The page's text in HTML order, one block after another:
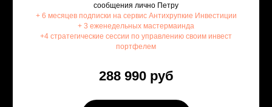
сообщения лично Петру
+ 6 месяцев подписки на сервис Антихрупкие Инвестиции
+ 3 еженедельных мастермаинда
+4 стратегические сессии по управлению своим инвест
портфелем
288 990 руб